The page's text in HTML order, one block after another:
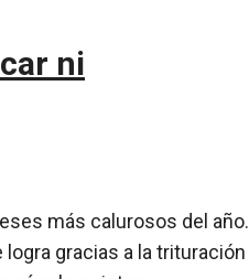
ni
más calurosos del año.
gracias a la trituración